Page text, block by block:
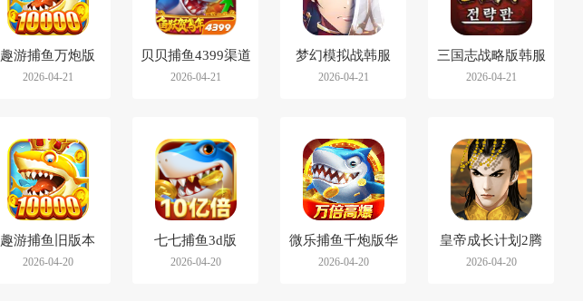
趣游捕鱼万炮版
2026-04-21
贝贝捕鱼4399渠道
服
2026-04-21
梦幻模拟战韩服
2026-04-21
三国志战略版韩服
2026-04-21
趣游捕鱼旧版本
2026-04-20
七七捕鱼3d版
2026-04-20
微乐捕鱼千炮版华
为渠道服
2026-04-20
皇帝成长计划2腾
讯渠道服
2026-04-20